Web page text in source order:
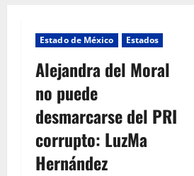
Estado de México Estados
Alejandra del Moral
no puede
desmarcarse del PRI
corrupto: LuzMa
Hernández